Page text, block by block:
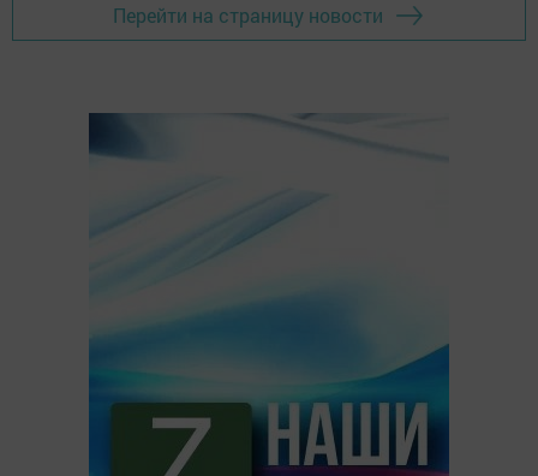
Перейти на страницу новости